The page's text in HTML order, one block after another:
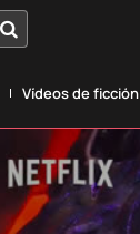
Vídeos de ficción